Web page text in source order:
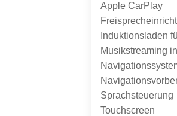
Apple CarPlay
Induktionsladen
Musikstreaming
Sprachsteuerung
Touchscreen